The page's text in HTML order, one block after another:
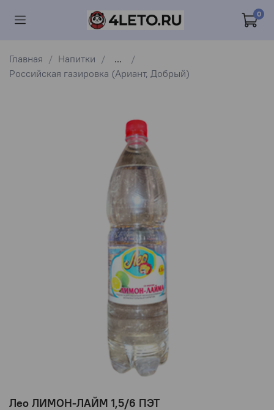
0
Главная Напитки
...
Российская газировка (Ариант, Добрый)
Лео ЛИМОН-ЛАЙМ 1,5/6 ПЭТ